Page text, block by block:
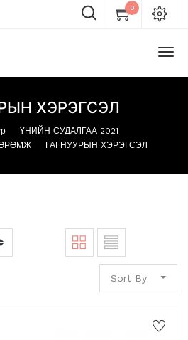
0
ХЭРЭГСЭЛ
ҮНИЙН СУДАЛГАА 2021
ГАГНУУРЫН ХЭРЭГСЭЛ
Sort By